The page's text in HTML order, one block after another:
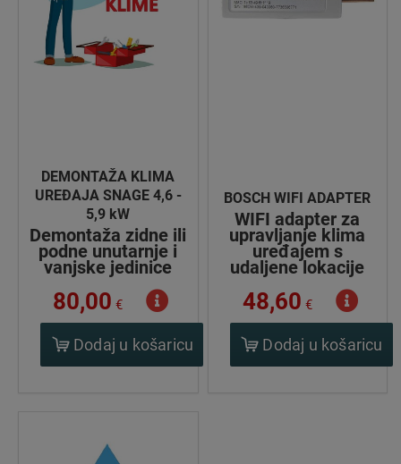
DEMONTAŽA KLIMA
UREĐAJA SNAGE 4,6 -
5,9 kW
Demontaža zidne ili
podne unutarnje i
vanjske jedinice
80,00 €
Dodaj u košaricu
BOSCH WIFI ADAPTER
WIFI adapter za
upravljanje klima
uređajem s
udaljene lokacije
48,60 €
Dodaj u košaricu